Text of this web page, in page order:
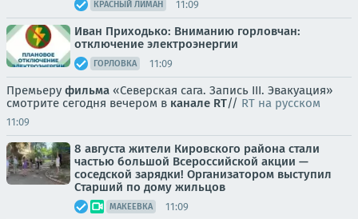
КРАСНЫЙ ЛИМАН 11:09
Иван Приходько: Вниманию горловчан:
отключение электроэнергии
ГОРЛОВКА 11:09
Премьеру фильма «Северская сага. Запись III. Эвакуация»
смотрите сегодня вечером в канале RT// RT на русском
11:09
8 августа жители Кировского района стали
частью большой Всероссийской акции —
соседской зарядки! Организатором выступил
Старший по дому жильцов
МАКЕЕВКА 11:09